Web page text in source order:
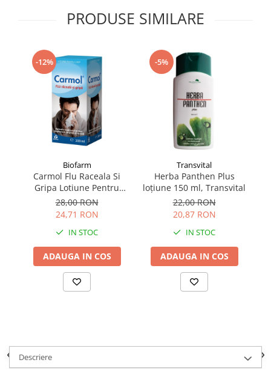
PRODUSE SIMILARE
-12%
Biofarm
Carmol Flu Raceala Si
Gripa Lotiune Pentru
Corp 100 ml
28,00 RON
24,71 RON
IN STOC
ADAUGA IN COS
-5%
Transvital
Herba Panthen Plus
loțiune 150 ml, Transvital
22,00 RON
20,87 RON
IN STOC
ADAUGA IN COS
Descriere